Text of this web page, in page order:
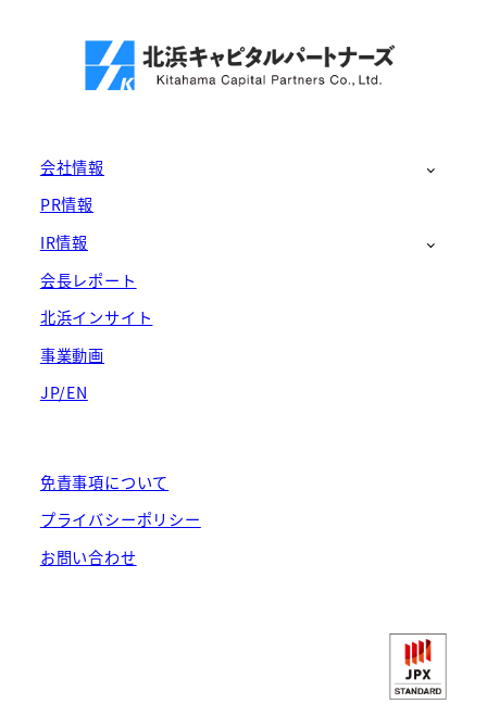
会社情報
PR情報
IR情報
会長レポート
北浜インサイト
事業動画
JP/EN
免責事項について
プライバシーポリシー
お問い合わせ